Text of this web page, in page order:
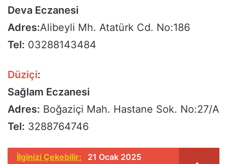
Deva Eczanesi
Adres:Alibeyli Mh. Atatürk Cd. No:186
Tel: 03288143484
Düziçi:
Sağlam Eczanesi
Adres: Boğaziçi Mah. Hastane Sok. No:27/A
Tel: 3288764746
İlginizi Çekebilir:
21 Ocak 2025